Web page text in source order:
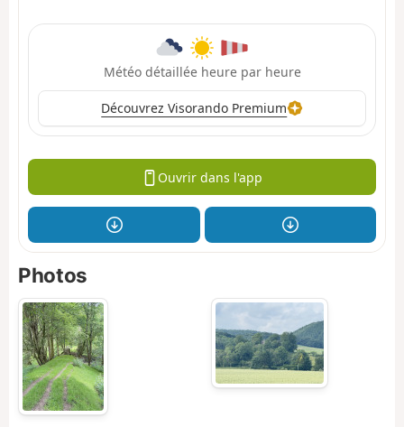
Météo détaillée heure par heure
Découvrez Visorando Premium
Ouvrir dans l'app
Photos